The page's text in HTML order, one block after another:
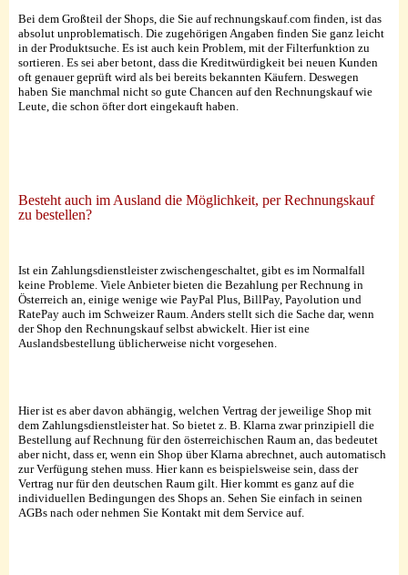
Bei dem Großteil der Shops, die Sie auf rechnungskauf.com finden, ist das
absolut unproblematisch. Die zugehörigen Angaben finden Sie ganz leicht
in der Produktsuche. Es ist auch kein Problem, mit der Filterfunktion zu
sortieren. Es sei aber betont, dass die Kreditwürdigkeit bei neuen Kunden
oft genauer geprüft wird als bei bereits bekannten Käufern. Deswegen
haben Sie manchmal nicht so gute Chancen auf den Rechnungskauf wie
Leute, die schon öfter dort eingekauft haben.
Besteht auch im Ausland die Möglichkeit, per Rechnungskauf
zu bestellen?
Ist ein Zahlungsdienstleister zwischengeschaltet, gibt es im Normalfall
keine Probleme. Viele Anbieter bieten die Bezahlung per Rechnung in
Österreich an, einige wenige wie PayPal Plus, BillPay, Payolution und
RatePay auch im Schweizer Raum. Anders stellt sich die Sache dar, wenn
der Shop den Rechnungskauf selbst abwickelt. Hier ist eine
Auslandsbestellung üblicherweise nicht vorgesehen.
Hier ist es aber davon abhängig, welchen Vertrag der jeweilige Shop mit
dem Zahlungsdienstleister hat. So bietet z. B. Klarna zwar prinzipiell die
Bestellung auf Rechnung für den österreichischen Raum an, das bedeutet
aber nicht, dass er, wenn ein Shop über Klarna abrechnet, auch automatisch
zur Verfügung stehen muss. Hier kann es beispielsweise sein, dass der
Vertrag nur für den deutschen Raum gilt. Hier kommt es ganz auf die
individuellen Bedingungen des Shops an. Sehen Sie einfach in seinen
AGBs nach oder nehmen Sie Kontakt mit dem Service auf.